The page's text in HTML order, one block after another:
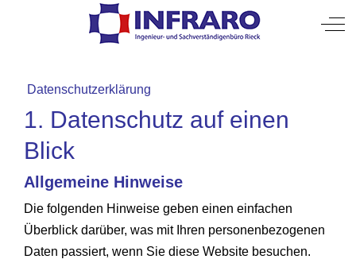
Mobile Menu Toggle Off-
Datenschutzerklärung
1. Datenschutz auf einen
Blick
Allgemeine Hinweise
Die folgenden Hinweise geben einen einfachen
Überblick darüber, was mit Ihren personenbezogenen
Daten passiert, wenn Sie diese Website besuchen.